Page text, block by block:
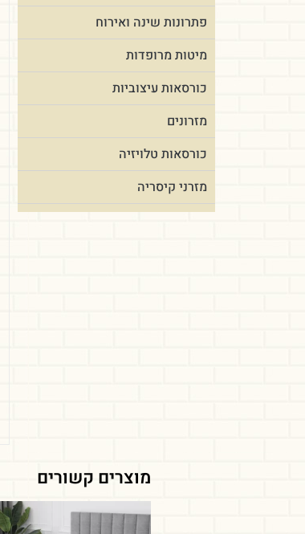
פתרונות שינה ואירוח
מיטות מרופדות
כורסאות עיצוביות
מזרונים
כורסאות טלויזיה
מזרני קיסריה
מוצרים קשורים